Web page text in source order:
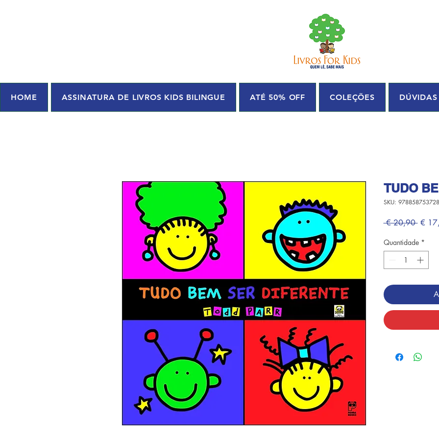
HOME ASSINATURA DE LIVROS KIDS BILINGUE ATÉ 50% OFF COLEÇÕES DÚVIDAS
TUDO
SKU:
€ 20,90 Preço
€
Quantidade *